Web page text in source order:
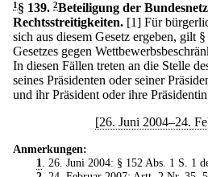
1 § 139. 2Beteiligung der
Rechtsstreitigkeiten. [1] Für
sich aus diesem Gesetz ergeben, gilt
Gesetzes gegen
In diesen Fällen treten an die Stelle
seines Präsidenten oder seiner
und ihr Präsident oder ihre
[26. Juni 2004–24.
Anmerkungen:
1
. 26. Juni 2004: § 152 Abs. 1 S. 1